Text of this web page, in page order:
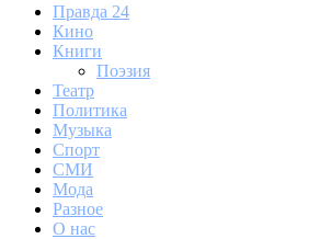
Правда 24
Кино
Книги
Поэзия
Театр
Политика
Музыка
Спорт
СМИ
Мода
Разное
О нас